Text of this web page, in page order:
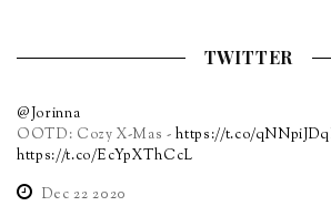
TWITTER
@Jorinna
OOTD: Cozy X-Mas -https://t.co/
https://t.co/EcYpXThCcL
Dec 22 2020